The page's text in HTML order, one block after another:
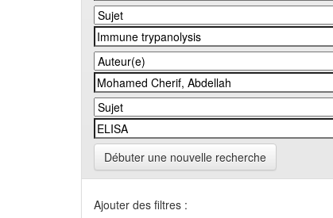
Débuter une nouvelle recherche
Ajouter des filtres :